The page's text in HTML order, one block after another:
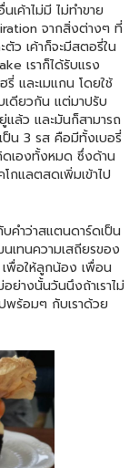
เค้าไม่มี ไม่ทำขาย
จากสิ่งต่างๆ ที่
ว เค้าก็จะมีสตอรี่ใน
เราก็ได้รับแรง
รี่ และเมแกน โดยใช้
เดียวกัน แต่มาปรับ
แล้ว และมันก็สามารถ
ป็น 3 รส คือมีทั้งเบอรี่
ดเองทั้งหมด ซึ่งด้าน
กแลตสดเพิ่มเข้าไป
คำว่าสแตนดาร์ดเป็น
เทนความเสถียรของ
เพื่อให้ลูกน้อง เพื่อน
ย่างนั้นวันนึงถ้าเราไม่
พร้อมๆ กับเราด้วย